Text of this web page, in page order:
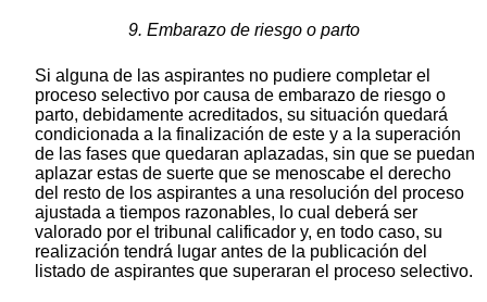
9. Embarazo de riesgo o parto
Si alguna de las aspirantes no pudiere completar el
proceso selectivo por causa de embarazo de riesgo o
parto, debidamente acreditados, su situación quedará
condicionada a la finalización de este y a la superación
de las fases que quedaran aplazadas, sin que se puedan
aplazar estas de suerte que se menoscabe el derecho
del resto de los aspirantes a una resolución del proceso
ajustada a tiempos razonables, lo cual deberá ser
valorado por el tribunal calificador y, en todo caso, su
realización tendrá lugar antes de la publicación del
listado de aspirantes que superaran el proceso selectivo.